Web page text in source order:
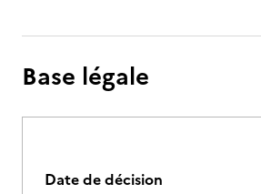
Base légale
Date de décision